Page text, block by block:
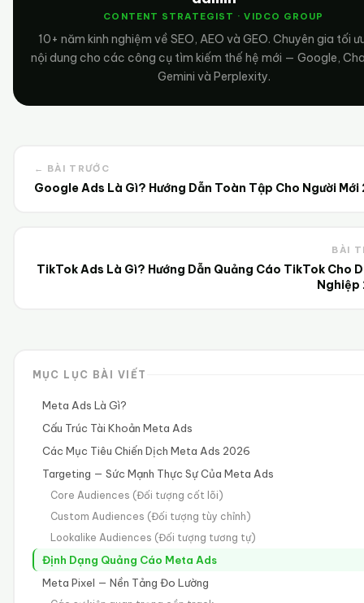
CONTENT STRATEGIST · VIDCO GROUP
10+ năm kinh nghiệm về SEO, AEO và GEO. Chuyên gia tối
nội dung cho các công cụ tìm kiếm thế hệ mới — Google,
Gemini và Perplexity.
← BÀI TRƯỚC
Google Ads Là Gì? Hướng Dẫn Toàn Tập Cho Người Mới
BÀI
TikTok Ads Là Gì? Hướng Dẫn Quảng Cáo TikTok Cho
Nghiệp
MỤC LỤC BÀI VIẾT
Meta Ads Là Gì?
Cấu Trúc Tài Khoản Meta Ads
Các Mục Tiêu Chiến Dịch Meta Ads 2026
Targeting — Sức Mạnh Thực Sự Của Meta Ads
Core Audiences (Đối tượng cốt lõi)
Custom Audiences (Đối tượng tùy chỉnh)
Lookalike Audiences (Đối tượng tương tự)
Định Dạng Quảng Cáo Meta Ads
Meta Pixel — Nền Tảng Đo Lường